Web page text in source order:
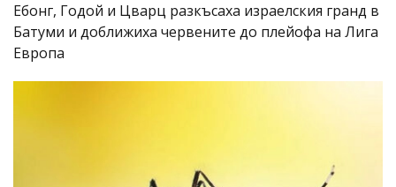
Ебонг, Годой и Цварц разкъсаха израелския гранд в
Батуми и доближиха червените до плейофа на Лига
Европа